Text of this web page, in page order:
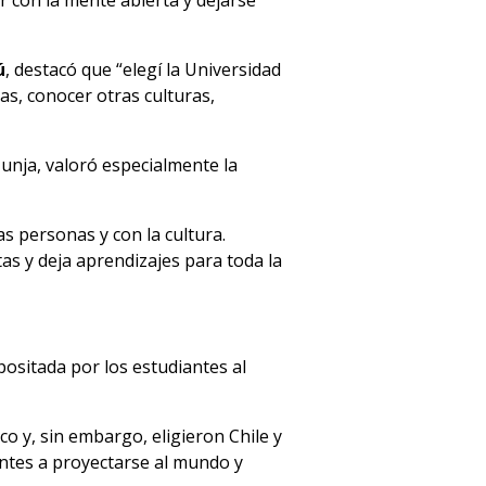
, destacó que “elegí la Universidad
conocer otras culturas,
valoró especialmente la
personas y con la cultura.
y deja aprendizajes para toda la
por los estudiantes al
y, sin embargo, eligieron Chile y
a proyectarse al mundo y